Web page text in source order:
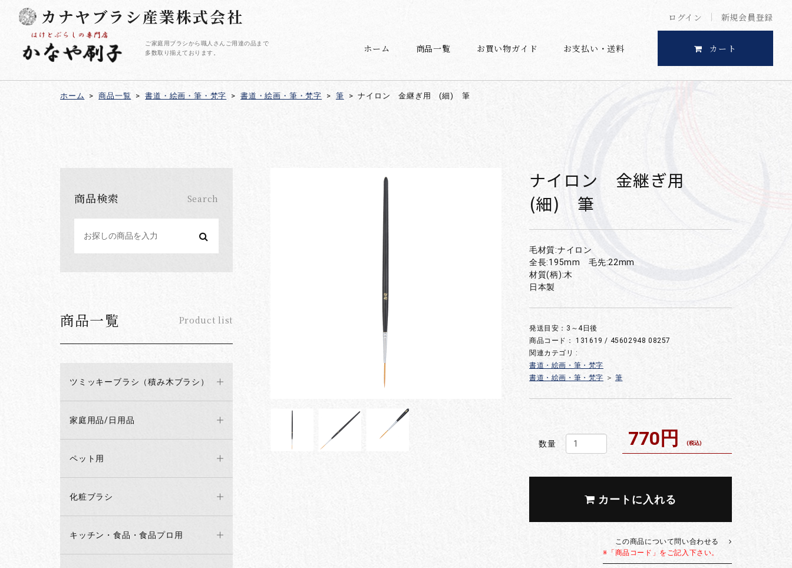
ログイン 新規会員登録
カナヤブラシ産業株式会社
ご家庭用ブラシから職人さんご用達の品まで
多数取り揃えております。
ホーム 商品一覧 お買い物ガイド お支払い・送料 カート
ホーム > 商品一覧 > 書道・絵画・筆・梵字 > 書道・絵画・筆・梵字 > 筆 > ナイロン 金継ぎ用 (細) 筆
商品検索 Search
商品一覧 Product list
ツミッキーブラシ（積み木ブラシ）
家庭用品/日用品
ペット用
化粧ブラシ
キッチン・食品・食品プロ用
ナイロン 金継ぎ用
(細) 筆
毛材質:ナイロン
全長:195mm 毛先:22mm
材質(柄):木
日本製
発送目安：3～4日後
商品コード：131619 / 45602948 08257
関連カテゴリ :
書道・絵画・筆・梵字
書道・絵画・筆・梵字 ＞ 筆
数量 770円 (税込)
カートに入れる
この商品について問い合わせる
※「商品コード」をご記入下さい。